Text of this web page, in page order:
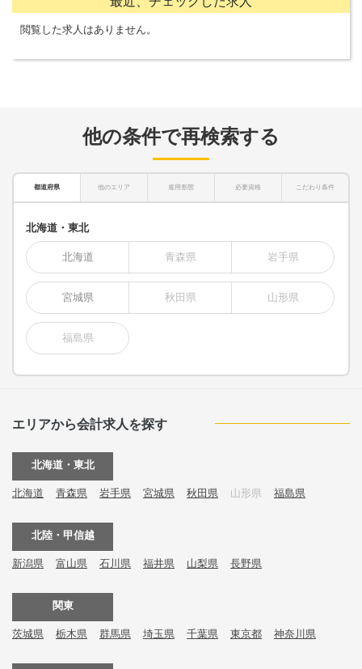
閲覧した求人はありません。
他の条件で再検索する
都道府県 他のエリア 雇用形態 必要資格 こだわり条件
北海道・東北
北海道 青森県 岩手県
宮城県 秋田県 山形県
福島県
エリアから会計求人を探す
北海道・東北
北海道 青森県 岩手県 宮城県 秋田県 山形県 福島県
北陸・甲信越
新潟県 富山県 石川県 福井県 山梨県 長野県
関東
茨城県 栃木県 群馬県 埼玉県 千葉県 東京都 神奈川県